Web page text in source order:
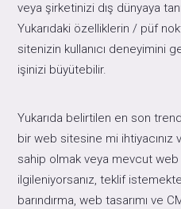
veya şirketinizi dış dünyaya
Yukarıdaki özelliklerin / püf
sitenizin kullanıcı deneyimini
işinizi büyütebilir.
Yukarıda belirtilen en son
bir web sitesine mi
sahip olmak veya mevcut
ilgileniyorsanız, teklif
barındırma, web tasarımı ve